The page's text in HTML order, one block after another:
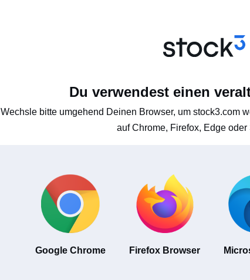
Du verwendest einen
Wechsle bitte umgehend Deinen Browser, um stock3.com
auf Chrome, Firefox, Edge oder
Google Chrome Firefox Browser